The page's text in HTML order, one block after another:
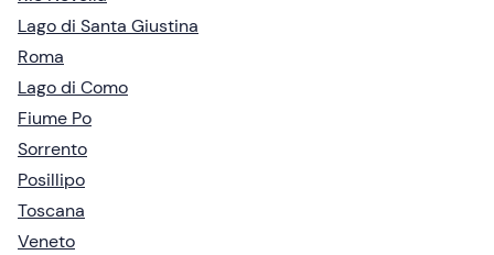
Lago di Santa Giustina
Roma
Lago di Como
Fiume Po
Sorrento
Posillipo
Toscana
Veneto